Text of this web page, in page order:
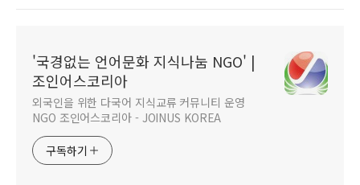
'국경없는 언어문화 지식나눔 NGO' |
조인어스코리아
외국인을 위한 다국어 지식교류 커뮤니티 운영
NGO 조인어스코리아 - JOINUS KOREA
구독하기